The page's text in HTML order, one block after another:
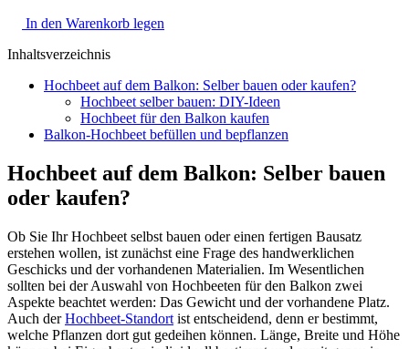
In den Warenkorb legen
Inhaltsverzeichnis
Hochbeet auf dem Balkon: Selber bauen oder kaufen?
Hochbeet selber bauen: DIY-Ideen
Hochbeet für den Balkon kaufen
Balkon-Hochbeet befüllen und bepflanzen
Hochbeet auf dem Balkon: Selber bauen
oder kaufen?
Ob Sie Ihr Hochbeet selbst bauen oder einen fertigen Bausatz
erstehen wollen, ist zunächst eine Frage des handwerklichen
Geschicks und der vorhandenen Materialien. Im Wesentlichen
sollten bei der Auswahl von Hochbeeten für den Balkon zwei
Aspekte beachtet werden: Das Gewicht und der vorhandene Platz.
Auch derHochbeet-Standort ist entscheidend, denn er bestimmt,
welche Pflanzen dort gut gedeihen können. Länge, Breite und Höhe